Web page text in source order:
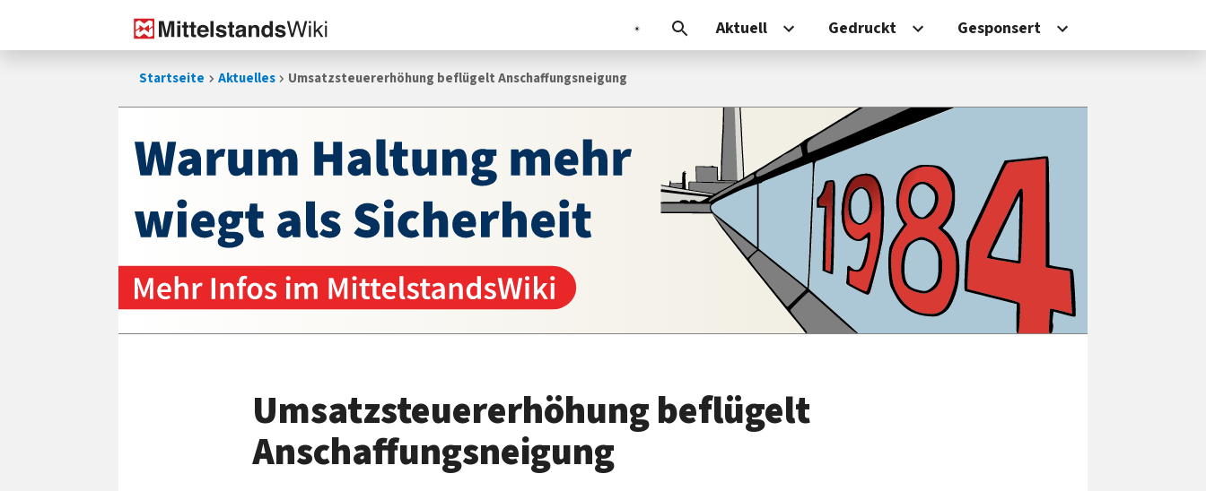
Aktuell Gedruckt Gesponsert
Startseite Aktuelles Umsatzsteuererhöhung beflügelt Anschaffungsneigung
Umsatzsteuererhöhung beflügelt
Anschaffungsneigung